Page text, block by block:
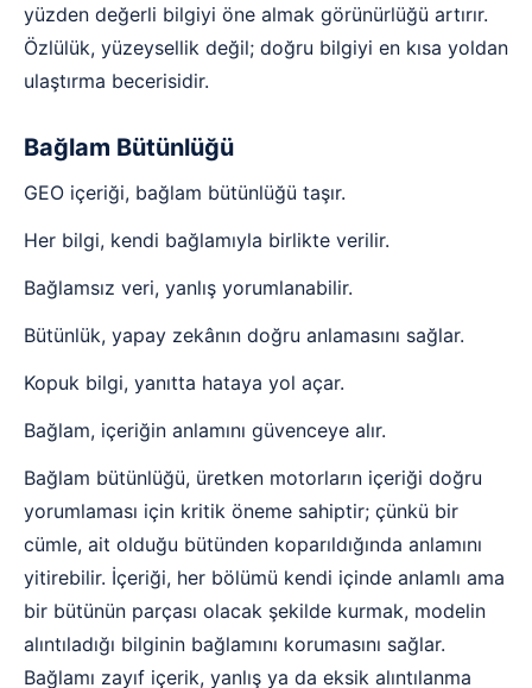
yüzden değerli bilgiyi öne almak görünürlüğü artırır.
Özlülük, yüzeysellik değil; doğru bilgiyi en kısa yoldan
ulaştırma becerisidir.
Bağlam Bütünlüğü
GEO içeriği, bağlam bütünlüğü taşır.
Her bilgi, kendi bağlamıyla birlikte verilir.
Bağlamsız veri, yanlış yorumlanabilir.
Bütünlük, yapay zekânın doğru anlamasını sağlar.
Kopuk bilgi, yanıtta hataya yol açar.
Bağlam, içeriğin anlamını güvenceye alır.
Bağlam bütünlüğü, üretken motorların içeriği doğru
yorumlaması için kritik öneme sahiptir; çünkü bir
cümle, ait olduğu bütünden koparıldığında anlamını
yitirebilir. İçeriği, her bölümü kendi içinde anlamlı ama
bir bütünün parçası olacak şekilde kurmak, modelin
alıntıladığı bilginin bağlamını korumasını sağlar.
Bağlamı zayıf içerik, yanlış ya da eksik alıntılanma